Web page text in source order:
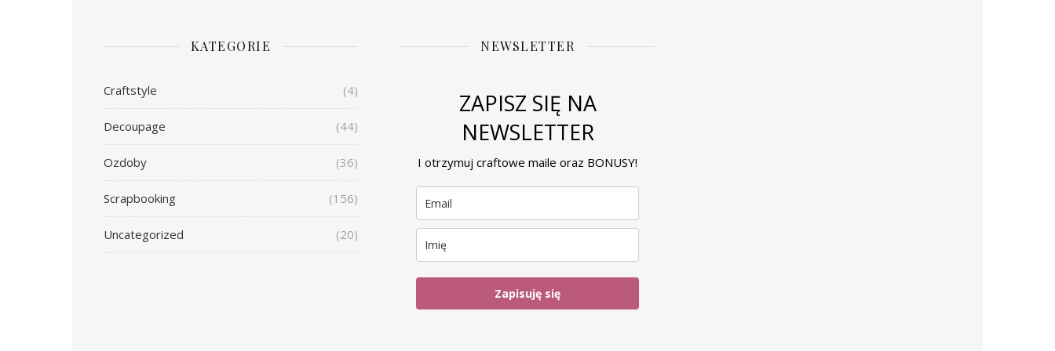
KATEGORIE
Craftstyle (4)
Decoupage (44)
Ozdoby (36)
Scrapbooking (156)
Uncategorized (20)
NEWSLETTER
ZAPISZ SIĘ NA
NEWSLETTER
I otrzymuj craftowe maile oraz BONUSY!
Zapisuję się